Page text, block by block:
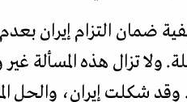
ضمان التزام إيران
ولا تزال هذه المسألة
وقد شكلت إيران، والحل